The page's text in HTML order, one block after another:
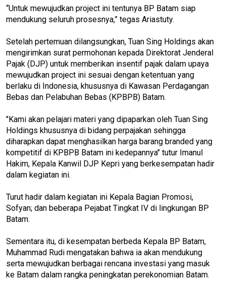
“Untuk mewujudkan project ini tentunya BP Batam siap
mendukung seluruh prosesnya,” tegas Ariastuty.
Setelah pertemuan dilangsungkan, Tuan Sing Holdings akan
mengirimkan surat permohonan kepada Direktorat Jenderal
Pajak (DJP) untuk memberikan insentif pajak dalam upaya
mewujudkan project ini sesuai dengan ketentuan yang
berlaku di Indonesia, khususnya di Kawasan Perdagangan
Bebas dan Pelabuhan Bebas (KPBPB) Batam.
"Kami akan pelajari materi yang dipaparkan oleh Tuan Sing
Holdings khususnya di bidang perpajakan sehingga
diharapkan dapat menghasilkan harga barang branded yang
kompetitif di KPBPB Batam ini kedepannya" tutur Imanul
Hakim, Kepala Kanwil DJP Kepri yang berkesempatan hadir
dalam kegiatan ini.
Turut hadir dalam kegiatan ini Kepala Bagian Promosi,
Sofyan; dan beberapa Pejabat Tingkat IV di lingkungan BP
Batam.
Sementara itu, di kesempatan berbeda Kepala BP Batam,
Muhammad Rudi mengatakan bahwa ia akan mendukung
serta mewujudkan berbagai rencana investasi yang masuk
ke Batam dalam rangka peningkatan perekonomian Batam.